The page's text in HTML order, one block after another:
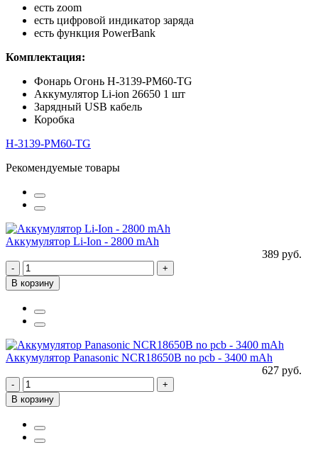
есть zoom
есть цифровой индикатор заряда
есть функция PowerBank
Комплектация:
Фонарь Огонь H-3139-PM60-TG
Аккумулятор Li-ion 26650 1 шт
Зарядный USB кабель
Коробка
H-3139-PM60-TG
Рекомендуемые товары
Аккумулятор Li-Ion - 2800 mAh
389 руб.
-
+
В корзину
Аккумулятор Panasonic NCR18650B no pcb - 3400 mAh
627 руб.
-
+
В корзину